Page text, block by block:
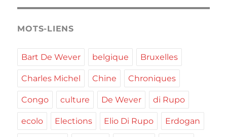
MOTS-LIENS
Bart De Wever belgique Bruxelles
Charles Michel Chine Chroniques
Congo culture De Wever di Rupo
ecolo Elections Elio Di Rupo Erdogan